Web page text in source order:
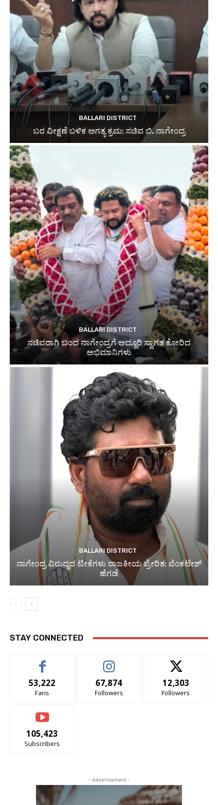
BALLARI DISTRICT
ಬರ ವೀಕ್ಷಣೆ ಬಳಿಕ ಅಗತ್ಯ ಕ್ರಮ: ಸಚಿವ ಬಿ. ನಾಗೇಂದ್ರ
BALLARI DISTRICT
ಸಚಿವರಾಗಿ ಬಂದ ನಾಗೇಂದ್ರಗೆ ಅದ್ದೂರಿ ಸ್ವಾಗತ ಕೋರಿದ
ಅಭಿಮಾನಿಗಳು
BALLARI DISTRICT
ನಾಗೇಂದ್ರ ವಿರುದ್ಧದ ಟೀಕೆಗಳು ರಾಜಕೀಯ ಪ್ರೇರಿತ: ವೆಂಕಟೇಶ್
ಹೆಗಡೆ
STAY CONNECTED
53,222
Fans
67,874
Followers
12,303
Followers
105,423
Subscribers
- Advertisement -